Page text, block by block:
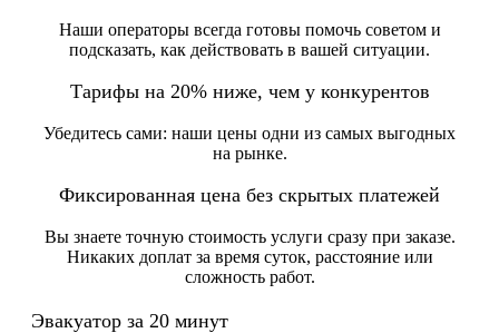
Наши операторы всегда готовы помочь советом и
подсказать, как действовать в вашей ситуации.
Тарифы на 20% ниже, чем у конкурентов
Убедитесь сами: наши цены одни из самых выгодных
на рынке.
Фиксированная цена без скрытых платежей
Вы знаете точную стоимость услуги сразу при заказе.
Никаких доплат за время суток, расстояние или
сложность работ.
Эвакуатор за 20 минут